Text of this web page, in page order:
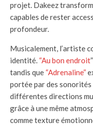
projet. Dakeez
capables de rester
profondeur.
Musicalement, l’artiste
identité. “Au bon endroit
tandis que “Adrenaline”
portée par des sonorités
différentes directions
grâce à une même
comme texture